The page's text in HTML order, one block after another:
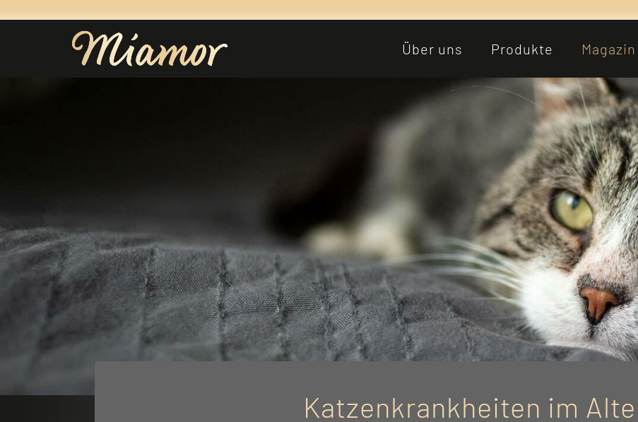
Über uns Produkte Magazin
Katzenkrankheiten im